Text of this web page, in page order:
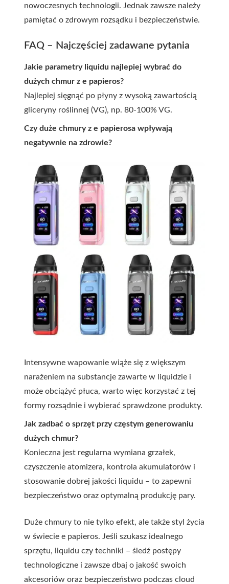
nowoczesnych technologii. Jednak zawsze należy
pamiętać o zdrowym rozsądku i bezpieczeństwie.
FAQ – Najczęściej zadawane pytania
Jakie parametry liquidu najlepiej wybrać do
dużych chmur z e papieros?
Najlepiej sięgnąć po płyny z wysoką zawartością
gliceryny roślinnej (VG), np. 80-100% VG.
Czy duże chmury z e papierosa wpływają
negatywnie na zdrowie?
Intensywne wapowanie wiąże się z większym
narażeniem na substancje zawarte w liquidzie i
może obciążyć płuca, warto więc korzystać z tej
formy rozsądnie i wybierać sprawdzone produkty.
Jak zadbać o sprzęt przy częstym generowaniu
dużych chmur?
Konieczna jest regularna wymiana grzałek,
czyszczenie atomizera, kontrola akumulatorów i
stosowanie dobrej jakości liquidu – to zapewni
bezpieczeństwo oraz optymalną produkcję pary.
Duże chmury to nie tylko efekt, ale także styl życia
w świecie e papieros. Jeśli szukasz idealnego
sprzętu, liquidu czy techniki – śledź postępy
technologiczne i zawsze dbaj o jakość swoich
akcesoriów oraz bezpieczeństwo podczas cloud